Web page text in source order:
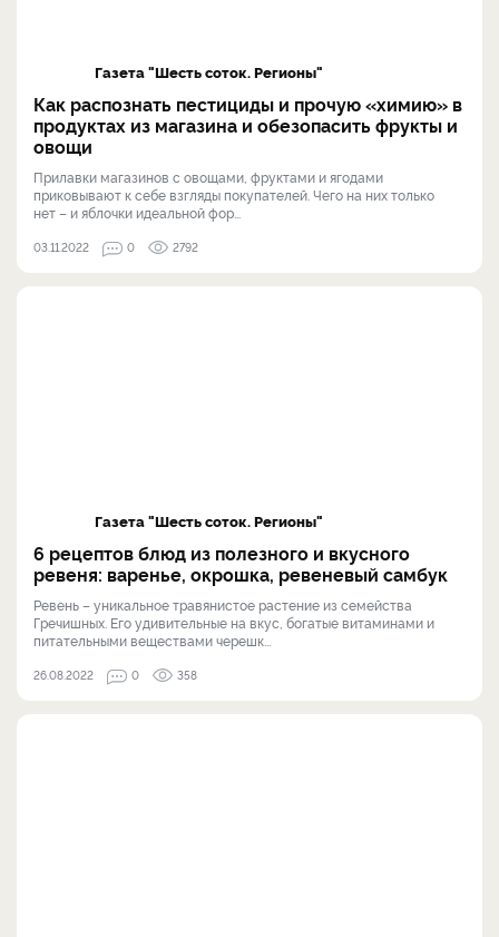
Газета "Шесть соток. Регионы"
Как распознать пестициды и прочую «химию» в
продуктах из магазина и обезопасить фрукты и
овощи
Прилавки магазинов с овощами, фруктами и ягодами
приковывают к себе взгляды покупателей. Чего на них только
нет – и яблочки идеальной фор...
03.11.2022 0 2792
Газета "Шесть соток. Регионы"
6 рецептов блюд из полезного и вкусного
ревеня: варенье, окрошка, ревеневый самбук
Ревень – уникальное травянистое растение из семейства
Гречишных. Его удивительные на вкус, богатые витаминами и
питательными веществами черешк...
26.08.2022 0 358